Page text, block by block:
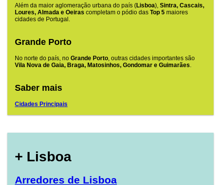
Além da maior aglomeração urbana do país (Lisboa), Sintra, Cascais,
Loures, Almada e Oeiras completam o pódio das Top 5 maiores
cidades de Portugal.
Grande Porto
No norte do país, no Grande Porto, outras cidades importantes são
Vila Nova de Gaia, Braga, Matosinhos, Gondomar e Guimarães.
Saber mais
Cidades Principais
+ Lisboa
Arredores de Lisboa